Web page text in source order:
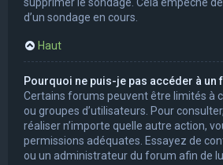
supprimer le sondage. Cela empêche
d’un sondage en cours.
Haut
Pourquoi ne puis-je pas accéder à un
Certains forums peuvent être limités à
ou groupes d’utilisateurs. Pour
réaliser n’importe quelle autre action,
permissions adéquates. Essayez de
ou un administrateur du forum afin de